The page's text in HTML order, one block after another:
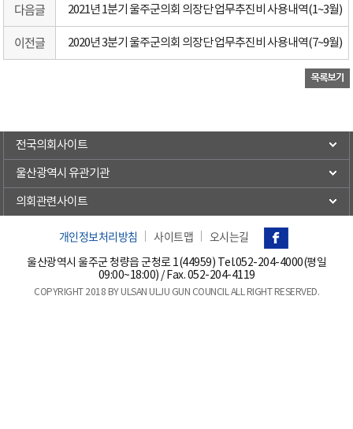
다음글 2021년 1분기 울주군의회 의장단 업무추진비 사용내역(1~3월)
이전글 2020년 3분기 울주군의회 의장단 업무추진비 사용내역(7~9월)
전국의회사이트
울산광역시 유관기관
의회관련사이트
개인정보처리방침 사이트맵 오시는길
울산광역시 울주군 청량읍 군청로 1(44959) Tel.052-204-4000(평일
09:00~18:00) / Fax. 052-204-4119
COPYRIGHT 2018 BY ULSAN ULJU GUN COUNCIL ALL RIGHT RESERVED.